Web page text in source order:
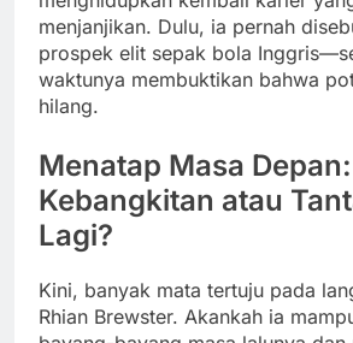
menjanjikan. Dulu, ia pernah
prospek elit sepak bola
waktunya membuktikan bahwa
hilang.
Menatap Masa Depan:
Kebangkitan atau
Lagi?
Kini, banyak mata tertuju pada
Rhian Brewster. Akankah ia